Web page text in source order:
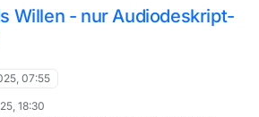
zu sparen. Hier wäre es wohl
“mehr als 10000” zu schreiben und ebenso
der Einträge einzuzeigen. Zum
das Issue auf GitHub. Die Liste ist jetzt
Willen - nur Audiodeskript-
07:55
18:30